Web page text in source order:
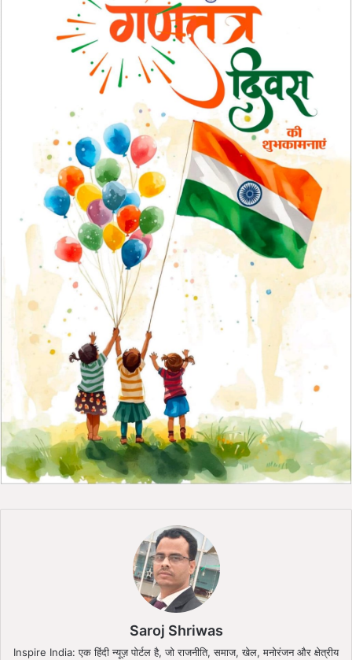
Saroj Shriwas
Inspire India: एक हिंदी न्यूज़ पोर्टल है, जो राजनीति, समाज, खेल, मनोरंजन और क्षेत्रीय